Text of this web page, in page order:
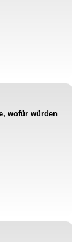
wofür würden